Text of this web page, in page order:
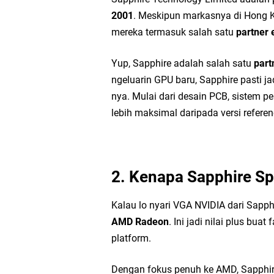
2001. Meskipun markasnya di Hong
mereka termasuk salah satu partner
Yup, Sapphire adalah salah satu
ngeluarin GPU baru, Sapphire pasti
nya. Mulai dari desain PCB, sistem
lebih maksimal daripada versi
2. Kenapa Sapphire
Kalau lo nyari VGA NVIDIA dari
AMD Radeon. Ini jadi nilai plus buat
platform.
Dengan fokus penuh ke AMD,